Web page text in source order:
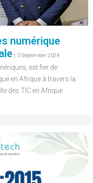
numérique
| 3 September 2024
est fier de
en Afrique à travers la
des TIC en Afrique